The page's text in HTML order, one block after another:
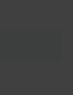
minder